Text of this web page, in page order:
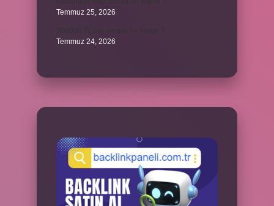
Temmuz 25, 2026
Temmuz 24, 2026